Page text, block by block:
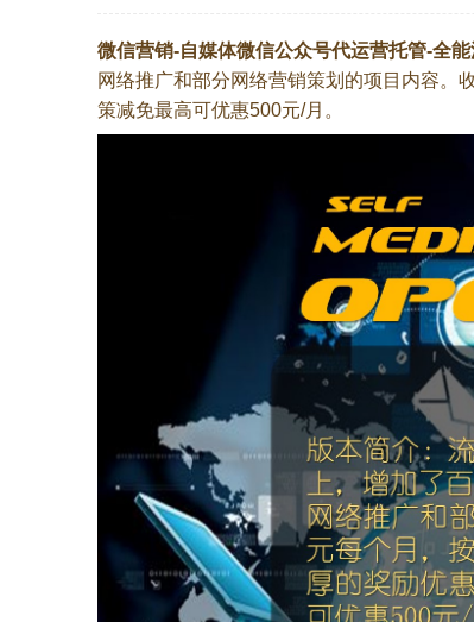
微信营销-自媒体微信公众号代运营托管-全能
网络推广和部分网络营销策划的项目内容。
策减免最高可优惠500元/月。